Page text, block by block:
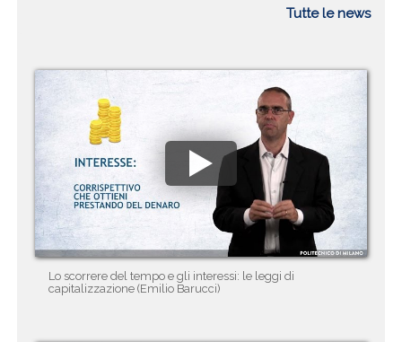
Tutte le news
Lo scorrere del tempo e gli interessi: le leggi di
capitalizzazione (Emilio Barucci)